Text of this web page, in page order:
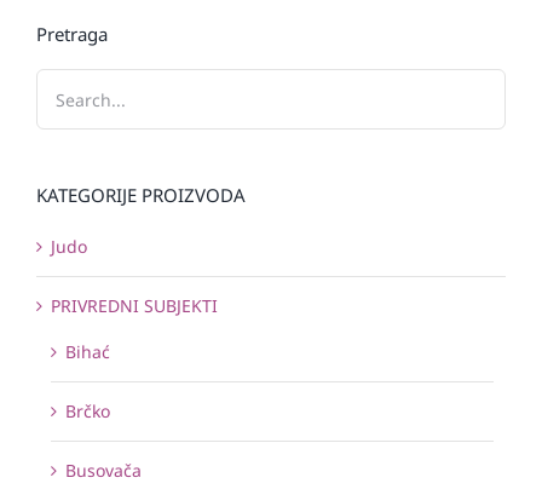
Pretraga
KATEGORIJE PROIZVODA
Judo
PRIVREDNI SUBJEKTI
Bihać
Brčko
Busovača